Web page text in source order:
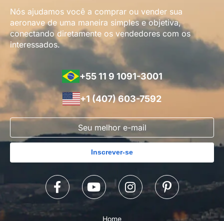
Nós ajudamos você a comprar ou vender sua
aeronave de uma maneira simples e objetiva,
conectando diretamente os vendedores com os
interessados.
+55 11 9 1091-3001
+1 (407) 603-7592
Inscrever-se
Home